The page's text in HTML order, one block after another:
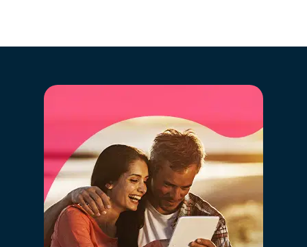
garantir que este vai "competir" com os imóveis
semelhantes e ficará na gama de valores correta nos
diversos portais imobiliários. Definir um valor
demasiado alto fará com que o teu imóvel esteja a
"concorrer" com imóveis com outras características e
de outro posicionamento, prejudicando assim as
probabilidades de venda.